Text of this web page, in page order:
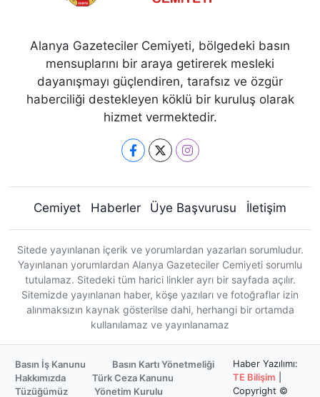
Alanya Gazeteciler Cemiyeti, bölgedeki basın
mensuplarını bir araya getirerek mesleki
dayanışmayı güçlendiren, tarafsız ve özgür
haberciliği destekleyen köklü bir kuruluş olarak
hizmet vermektedir.
Cemiyet Haberler Üye Başvurusu İletişim
Sitede yayınlanan içerik ve yorumlardan yazarları sorumludur.
Yayınlanan yorumlardan Alanya Gazeteciler Cemiyeti sorumlu
tutulamaz. Sitedeki tüm harici linkler ayrı bir sayfada açılır.
Sitemizde yayınlanan haber, köşe yazıları ve fotoğraflar izin
alınmaksızın kaynak gösterilse dahi, herhangi bir ortamda
kullanılamaz ve yayınlanamaz
Basın İş Kanunu
Basın Kartı Yönetmeliği
Hakkımızda
Türk Ceza Kanunu
Tüzüğümüz
Yönetim Kurulu
Haber Yazılımı:
TE Bilişim
Copyright ©